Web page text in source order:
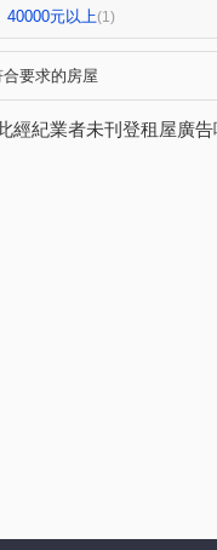
傳佳謙里(1)
竹城和賞(1) 中興路(1)
自立一街(1)
美和路(1) 青田街(1) 富
楊湖路四段(1) 海方路 (1)
40000元以上(1)
合要求的房屋
經紀業者未刊登租屋廣告